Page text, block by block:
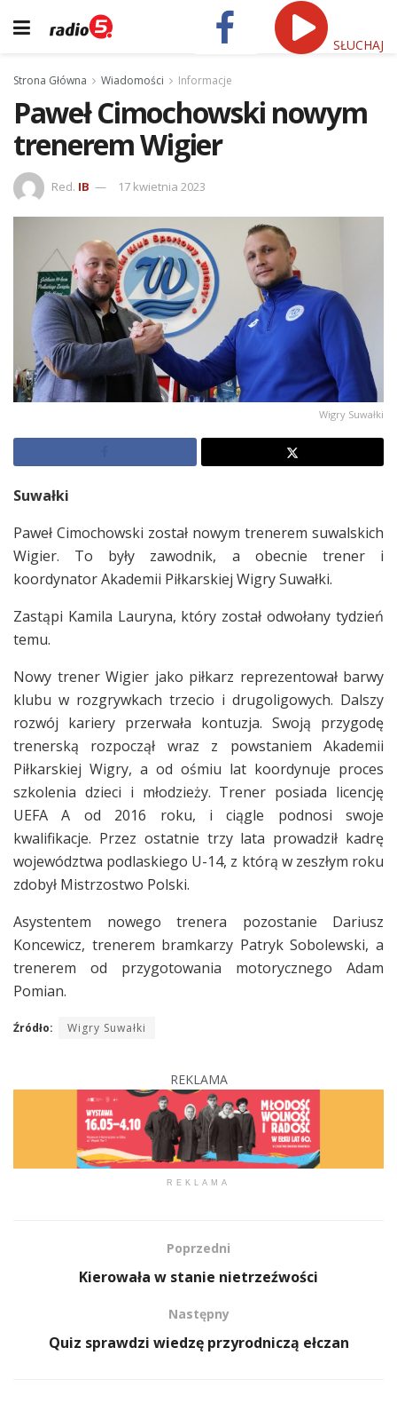
SŁUCHAJ
Strona Główna Wiadomości Informacje
Paweł Cimochowski nowym
trenerem Wigier
Red. IB 17 kwietnia 2023
Wigry Suwałki
Suwałki
Paweł Cimochowski został nowym trenerem suwalskich
Wigier. To były zawodnik, a obecnie trener i
koordynator Akademii Piłkarskiej Wigry Suwałki.
Zastąpi Kamila Lauryna, który został odwołany tydzień
temu.
Nowy trener Wigier jako piłkarz reprezentował barwy
klubu w rozgrywkach trzecio i drugoligowych. Dalszy
rozwój kariery przerwała kontuzja. Swoją przygodę
trenerską rozpoczął wraz z powstaniem Akademii
Piłkarskiej Wigry, a od ośmiu lat koordynuje proces
szkolenia dzieci i młodzieży. Trener posiada licencję
UEFA A od 2016 roku, i ciągle podnosi swoje
kwalifikacje. Przez ostatnie trzy lata prowadził kadrę
województwa podlaskiego U-14, z którą w zeszłym roku
zdobył Mistrzostwo Polski.
Asystentem nowego trenera pozostanie Dariusz
Koncewicz, trenerem bramkarzy Patryk Sobolewski, a
trenerem od przygotowania motorycznego Adam
Pomian.
Źródło: Wigry Suwałki
REKLAMA
REKLAMA
Poprzedni
Kierowała w stanie nietrzeźwości
Następny
Quiz sprawdzi wiedzę przyrodniczą ełczan